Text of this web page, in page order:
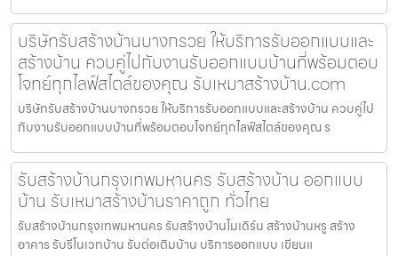
บริษัทรับสร้างบ้านบางกรวย ให้บริการรับออกแบบและ
สร้างบ้าน ควบคู่ไปกับงานรับออกแบบบ้านที่พร้อมตอบ
โจทย์ทุกไลฟ์สไตล์ของคุณ รับเหมาสร้างบ้าน.com
บริษัทรับสร้างบ้านบางกรวย ให้บริการรับออกแบบและสร้างบ้าน ควบคู่ไป
กับงานรับออกแบบบ้านที่พร้อมตอบโจทย์ทุกไลฟ์สไตล์ของคุณ ร
รับสร้างบ้านกรุงเทพมหานคร รับสร้างบ้าน ออกแบบ
บ้าน รับเหมาสร้างบ้านราคาถูก ทั่วไทย
รับสร้างบ้านกรุงเทพมหานคร รับสร้างบ้านโมเดิร์น สร้างบ้านหรู สร้าง
อาคาร รับรีโนเวทบ้าน รับต่อเติมบ้าน บริการออกแบบ เขียนแ